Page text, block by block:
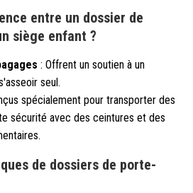
entre un dossier de
siège enfant ?
: Offrent un soutien à un
seul.
spécialement pour transporter des
sécurité avec des ceintures et des
de dossiers de porte-